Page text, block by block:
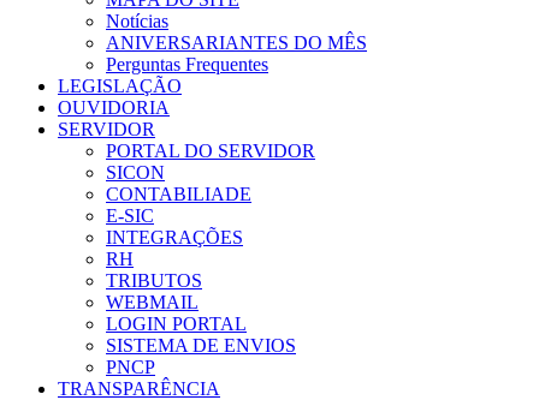
Notícias
ANIVERSARIANTES DO MÊS
Perguntas Frequentes
LEGISLAÇÃO
OUVIDORIA
SERVIDOR
PORTAL DO SERVIDOR
SICON
CONTABILIADE
E-SIC
INTEGRAÇÕES
RH
TRIBUTOS
WEBMAIL
LOGIN PORTAL
SISTEMA DE ENVIOS
PNCP
TRANSPARÊNCIA